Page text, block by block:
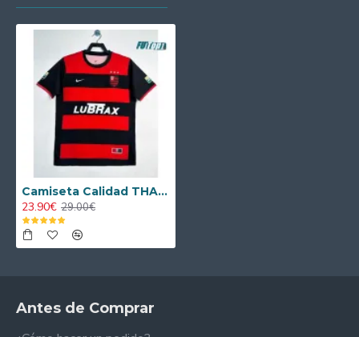
Camiseta Calidad THAI Flamengo Home Primera Equipación 2000/01 Retro
23.90€ 29.00€
Antes de Comprar